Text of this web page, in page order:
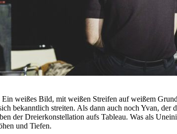
weißes Bild, mit weißen Streifen auf weißem
bekanntlich streiten. Als dann auch noch Yvan,
der Dreierkonstellation aufs Tableau. Was als
und Tiefen.
mit der Folkwang Universität der Künste
Lukas Schneider, Hannes Kapsch, Nasti, Johannes
Buchfink
von Torben Kuhlmann, Bühnenfassung von Adrian